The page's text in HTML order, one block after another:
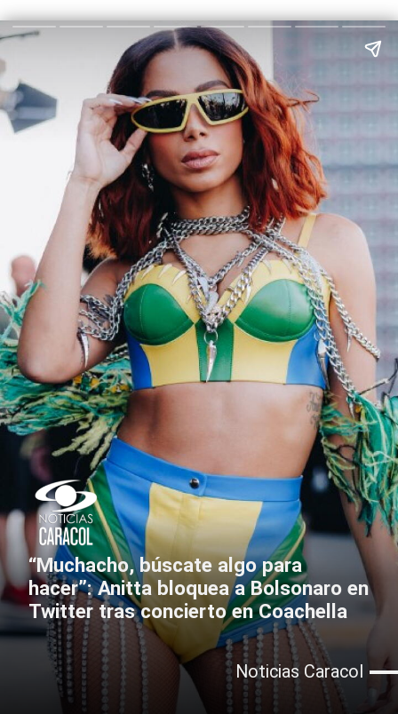
“Muchacho, búscate algo para
hacer”: Anitta bloquea a Bolsonaro en
Twitter tras concierto en Coachella
Noticias Caracol